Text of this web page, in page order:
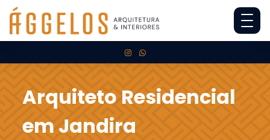
Arquiteto Residencial
em Jandira